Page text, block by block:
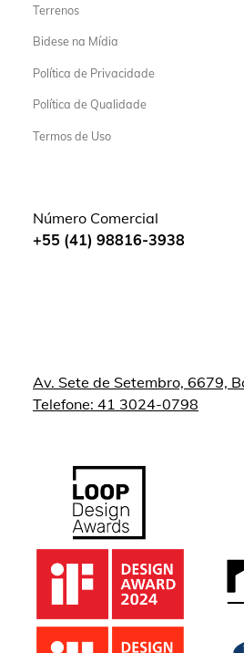
Número Comercial
+55 (41) 98816-3938
Av. Sete de Setembro, 6679,
Telefone: 41 3024-0798
Terrenos
Bidese na Mídia
Política de Privacidade
Política de Qualidade
Termos de Uso